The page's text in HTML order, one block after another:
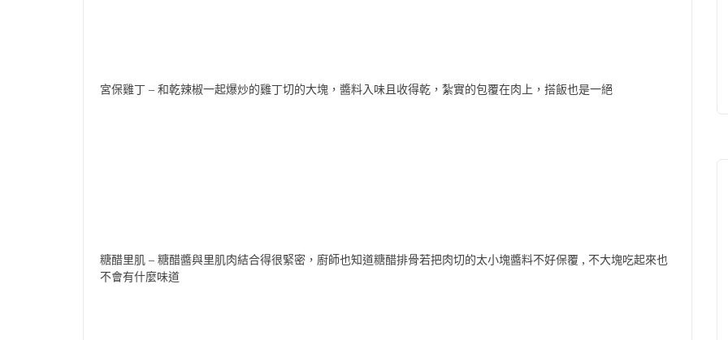
宮保雞丁 – 和乾辣椒一起爆炒的雞丁切的大塊，醬料入味且收得乾，紮實的包覆在肉上，搭飯也是一絕
糖醋里肌 – 糖醋醬與里肌肉結合得很緊密，廚師也知道糖醋排骨若把肉切的太小塊醬料不好保覆 , 不大塊吃起來也
不會有什麼味道